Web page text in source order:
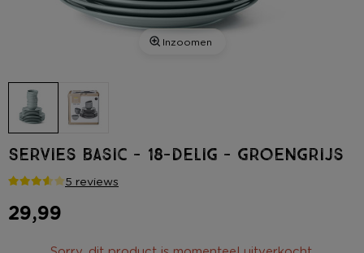
Inzoomen
Servies basic - 18-delig - groengrijs
5 reviews
29,99